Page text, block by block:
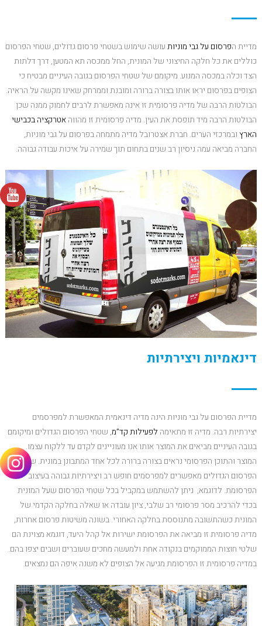
מדיית הפרסום על גבי מוניותעושה שימוש בשטחי פרסום גדולים, שטחי הפרסום
כוללים את כל חלקה החיצוני של המונית, החל ממכסה תא המטען, דרך דלתות
הצד וכלה במכסה המנוע. מיקומם של שטחי הפרסום בגובה העיניים מבטיח כי
הצופים בפרסום יראו אותו בצורה ברורה ומובנת וממרחק שאינו מקשה על הראיה.
הבולטות הרבה של מדיה פרסומית זו אינה מאפשרת לרבים לחמוק ממנה שכן
הבולטות הרבה מיד תופסת את העין. מדיה פרסומית זו מהווה אטרקציה בכבישי
הארץובמרכזי הערים. חברת אצטרובל מדיה מתמחה בפרסום על גבי מוניות,
החברה מביאה עמה ניסיון רב שנים בתחום תוך שמירה על איכות עבודה גבוהה.
דינאמיות ויצירתיות
מדיית הפרסום על גבי מוניות הינה מדיה דינאמית המאפשרת למפרסמים
יצירתיות רבה. מדיה זו מתאימה לפעילות קד”מ, שטחי הפרסום הגדולים ומיקומם
בגובה העיניים מביאים את המוצר אותו אנו מעוניינים לקדם עד ללקוח עצמו.
המוצר והתוכן הפרסומי נראים בצורה ברורה לכל אחד המתבונן במונית. שטחי
הפרסום הגדולים מאפשרים למפרסמים חופש רב ויצירתיות גבוהה בעיצוב
הפרסומת. לדוגמא, ניתן להשתמש במקביל בכל שטחי הפרסום שעל המונית
בכדי להרכיב מסר פרסומי רב שלבי, ציון עובדה או שאלה בחלקה הקדמי של
המונית כשהתשובה מתנוססת בחלקה האחורי. בשונה משיטות פרסום אחרות,
מדיה פרסומית זו מביאה את הפרסומת ישירות אל קהל היעד, דוגמא מצוינת הם
שלטי חוצות הממוקמים בנקודה אחת ולמעשה מחכים שעוברים ושבים יצפו בהם.
במדיה פרסומית זו הפרסומת מגיעה אל הצופים לא משנה איפה הם נמצאים.